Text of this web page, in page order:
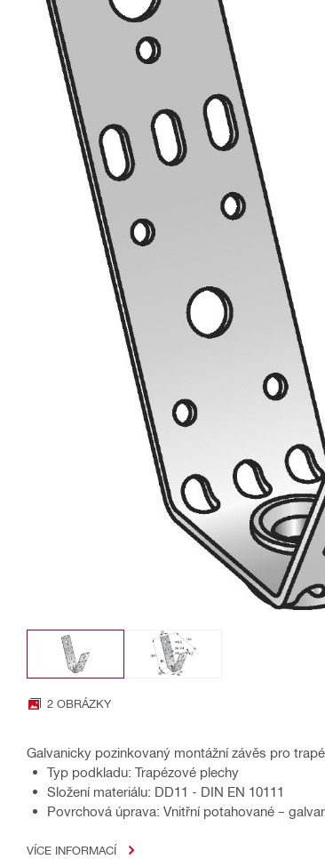
2 OBRÁZKY
Galvanicky pozinkovaný montážní závěs pro
Typ podkladu: Trapézové plechy
Složení materiálu: DD11 - DIN EN 10111
Povrchová úprava: Vnitřní potahované –
VÍCE INFORMACÍ